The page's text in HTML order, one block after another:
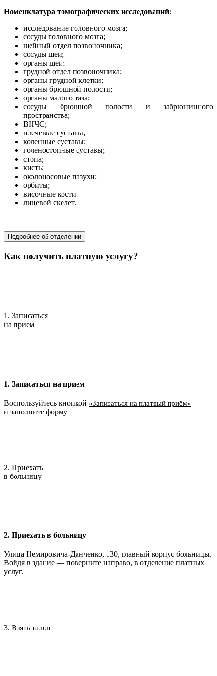
Номенклатура томографических исследований:
исследование головного мозга;
сосуды головного мозга;
шейный отдел позвоночника;
сосуды шеи;
органы шеи;
грудной отдел позвоночника;
органы грудной клетки;
органы брюшной полости;
органы малого таза;
сосуды брюшной полости и забрюшинного
пространства;
ВНЧС;
плечевые суставы;
коленные суставы;
голеностопные суставы;
стопа;
кисть;
околоносовые пазухи;
орбиты;
височные кости;
лицевой скелет.
Подробнее об отделении
Как получить платную услугу?
1. Записаться
на прием
1. Записаться на прием
Воспользуйтесь кнопкой «Записаться на платный приём»
и заполните форму
2. Приехать
в больницу
2. Приехать в больницу
Улица Немировича-Данченко, 130, главный корпус больницы.
Войдя в здание — поверните направо, в отделение платных
услуг.
3. Взять талон